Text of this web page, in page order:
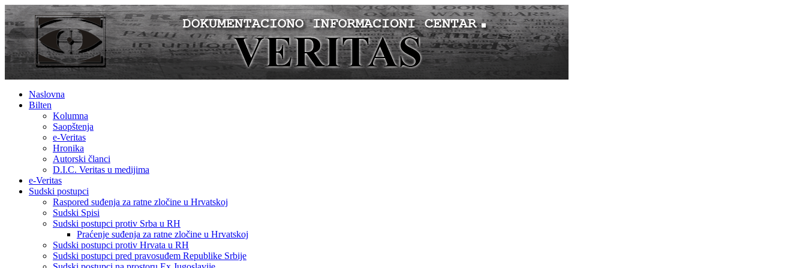
Naslovna
Bilten
Kolumna
Saopštenja
e-Veritas
Hronika
Autorski članci
D.I.C. Veritas u medijima
e-Veritas
Sudski postupci
Raspored suđenja za ratne zločine u Hrvatskoj
Sudski Spisi
Sudski postupci protiv Srba u RH
Praćenje suđenja za ratne zločine u Hrvatskoj
Sudski postupci protiv Hrvata u RH
Sudski postupci pred pravosuđem Republike Srbije